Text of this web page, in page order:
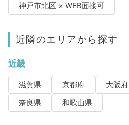
神戸市北区 × WEB面接可
近隣のエリアから探す
近畿
滋賀県 京都府 大阪府
奈良県
和歌山県